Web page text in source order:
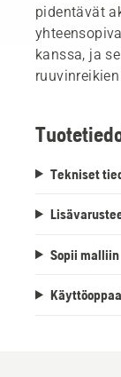
pidentävät
kanssa, ja
Tekniset
Sopii malliin